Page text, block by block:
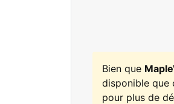
Bien que
disponible que
pour plus de